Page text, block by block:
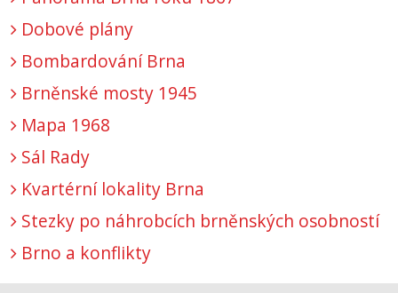
Dobové plány
Bombardování Brna
Brněnské mosty 1945
Mapa 1968
Sál Rady
Kvartérní lokality Brna
Stezky po náhrobcích brněnských osobností
Brno a konflikty